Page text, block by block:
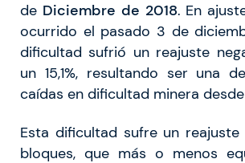
de Diciembre de 2018. En
ocurrido el pasado 3 de
dificultad sufrió un reajuste
un 15,1%, resultando ser una
caídas en dificultad minera desde
Esta dificultad sufre un reajuste
bloques, que más o menos